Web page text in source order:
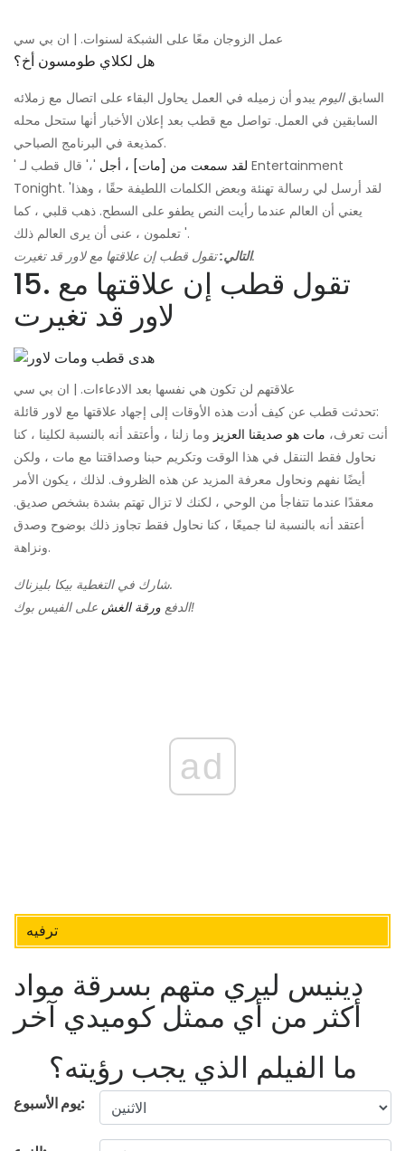
عمل الزوجان معًا على الشبكة لسنوات. | ان بي سي
هل لكلاي طومسون أخ؟
السابقاليوم يبدو أن زميله في العمل يحاول البقاء على اتصال مع زملائه
السابقين في العمل. تواصل مع قطب بعد إعلان الأخبار أنها ستحل محله
كمذيعة في البرنامج الصباحي.
'
لقد سمعت من [مات] ، أجل '،' قال قطب لـ Entertainment
Tonight. 'لقد أرسل لي رسالة تهنئة وبعض الكلمات اللطيفة حقًا ، وهذا
يعني أن العالم عندما رأيت النص يطفو على السطح. ذهب قلبي ، كما
تعلمون ، عنى أن يرى العالم ذلك '.
التالي:تقول قطب إن علاقتها مع لاور قد تغيرت.
15. تقول قطب إن علاقتها مع
لاور قد تغيرت
علاقتهم لن تكون هي نفسها بعد الادعاءات. | ان بي سي
تحدثت قطب عن كيف أدت هذه الأوقات إلى إجهاد علاقتها مع لاور قائلة:
أنت تعرف، مات هو صديقنا العزيز وما زلنا ، وأعتقد أنه بالنسبة لكلينا ، كنا
نحاول فقط التنقل في هذا الوقت وتكريم حبنا وصداقتنا مع مات ، ولكن
أيضًا نفهم ونحاول معرفة المزيد عن هذه الظروف. لذلك ، يكون الأمر
معقدًا عندما تتفاجأ من الوحي ، لكنك لا تزال تهتم بشدة بشخص صديق.
أعتقد أنه بالنسبة لنا جميعًا ، كنا نحاول فقط تجاوز ذلك بوضوح وصدق
ونزاهة.
شارك في التغطية بيكا بليزناك.
الدفع ورقة الغش على الفيس بوك!
ad
ترفيه
دينيس ليري متهم بسرقة مواد
أكثر من أي ممثل كوميدي آخر
ما الفيلم الذي يجب رؤيته؟
يوم الأسبوع: